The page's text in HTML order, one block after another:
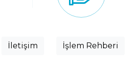
İletişim İşlem Rehberi